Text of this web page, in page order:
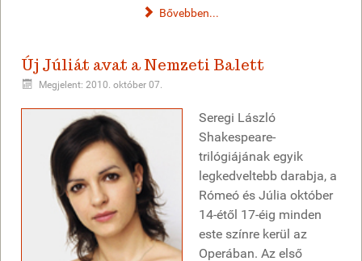
Bővebben...
Új Júliát avat a Nemzeti Balett
Megjelent: 2010. október 07.
Seregi László
Shakespeare-
trilógiájának egyik
legkedveltebb darabja, a
Rómeó és Júlia október
14-étől 17-éig minden
este színre kerül az
Operában. Az első